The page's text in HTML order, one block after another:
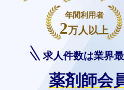
求人件数は業界
薬剤師会
年間利用者
2万人以上